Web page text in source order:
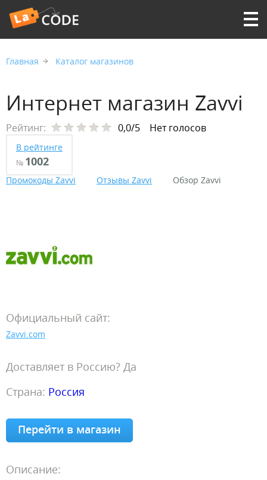
Главная Каталог магазинов
Интернет магазин Zavvi
Рейтинг: 0,0/5 Нет голосов
В рейтинге
№ 1002
Промокоды Zavvi Отзывы Zavvi Обзор Zavvi
Официальный сайт:
Zavvi.com
Доставляет в Россию? Да
Страна: Россия
Перейти в магазин
Описание: